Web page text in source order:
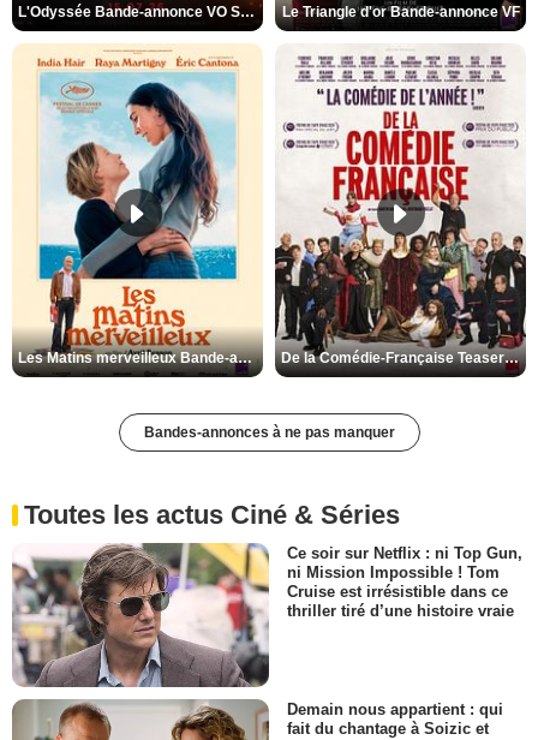
L'Odyssée Bande-annonce VO STFR Le Triangle d'or Bande-annonce VF
Les Matins merveilleux Bande-annonce VF De la Comédie-Française Teaser VF
Bandes-annonces à ne pas manquer
Toutes les actus Ciné & Séries
Ce soir sur Netflix : ni Top Gun,
ni Mission Impossible ! Tom
Cruise est irrésistible dans ce
thriller tiré d’une histoire vraie
Demain nous appartient : qui
fait du chantage à Soizic et